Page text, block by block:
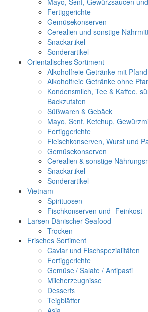
Mayo, Senf, Gewürzsaucen
Fertiggerichte
Gemüsekonserven
Cerealien und sonstige
Snackartikel
Sonderartikel
Orientalisches Sortiment
Alkoholfreie Getränke mit Pfand
Alkoholfreie Getränke ohne
Kondensmilch, Tee & Kaffee,
Backzutaten
Süßwaren & Gebäck
Mayo, Senf, Ketchup,
Fertiggerichte
Fleischkonserven, Wurst und
Gemüsekonserven
Cerealien & sonstige
Snackartikel
Sonderartikel
Vietnam
Spirituosen
Fischkonserven und -Feinkost
Larsen Dänischer Seafood
Trocken
Frisches Sortiment
Caviar und Fischspezialitäten
Fertiggerichte
Gemüse / Salate / Antipasti
Milcherzeugnisse
Desserts
Teigblätter
Asia